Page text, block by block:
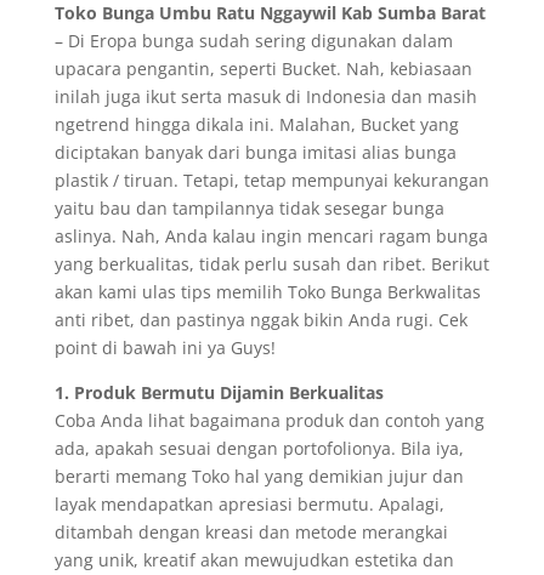
Toko Bunga Umbu Ratu Nggaywil Kab Sumba Barat
– Di Eropa bunga sudah sering digunakan dalam
upacara pengantin, seperti Bucket. Nah, kebiasaan
inilah juga ikut serta masuk di Indonesia dan masih
ngetrend hingga dikala ini. Malahan, Bucket yang
diciptakan banyak dari bunga imitasi alias bunga
plastik / tiruan. Tetapi, tetap mempunyai kekurangan
yaitu bau dan tampilannya tidak sesegar bunga
aslinya. Nah, Anda kalau ingin mencari ragam bunga
yang berkualitas, tidak perlu susah dan ribet. Berikut
akan kami ulas tips memilih Toko Bunga Berkwalitas
anti ribet, dan pastinya nggak bikin Anda rugi. Cek
point di bawah ini ya Guys!
1. Produk Bermutu Dijamin Berkualitas
Coba Anda lihat bagaimana produk dan contoh yang
ada, apakah sesuai dengan portofolionya. Bila iya,
berarti memang Toko hal yang demikian jujur dan
layak mendapatkan apresiasi bermutu. Apalagi,
ditambah dengan kreasi dan metode merangkai
yang unik, kreatif akan mewujudkan estetika dan